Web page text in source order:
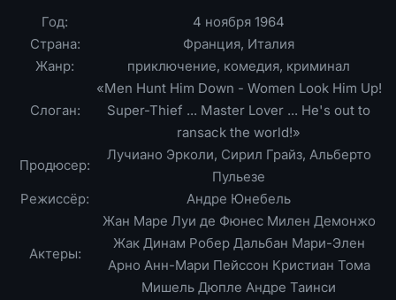
Год:
4 ноября 1964
Страна:
Франция, Италия
Жанр:
приключение, комедия, криминал
Слоган:
«Men Hunt Him Down - Women Look Him Up!
Super-Thief ... Master Lover ... He's out to
ransack the world!»
Продюсер:
Лучиано Эрколи, Сирил Грайз, Альберто
Пульезе
Режиссёр:
Андре Юнебель
Актеры:
Жан Маре Луи де Фюнес Милен Демонжо
Жак Динам Робер Дальбан Мари-Элен
Арно Анн-Мари Пейссон Кристиан Тома
Мишель Дюпле Андре Таинси